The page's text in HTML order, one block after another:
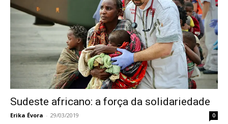
Sudeste africano: a força da solidariedade
Erika Évora - 29/03/2019 0